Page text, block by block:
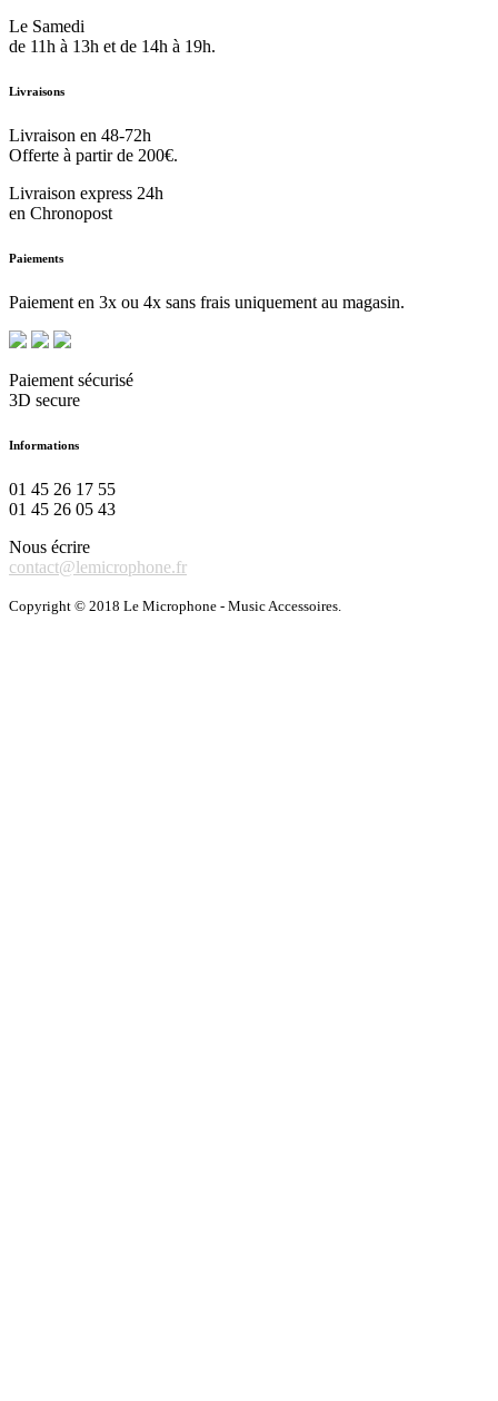
Le Samedi
de 11h à 13h et de 14h à 19h.
Livraisons
Livraison en 48-72h
Offerte à partir de 200€.
Livraison express 24h
en Chronopost
Paiements
Paiement en 3x ou 4x sans frais uniquement au magasin.
Paiement sécurisé
3D secure
Informations
01 45 26 17 55
01 45 26 05 43
Nous écrire
contact@lemicrophone.fr
Copyright © 2018 Le Microphone - Music Accessoires.